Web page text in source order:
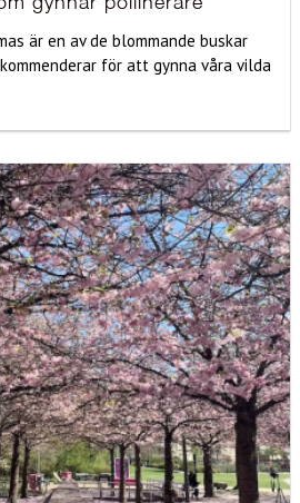
är en av de blommande buskar
för att gynna våra vilda